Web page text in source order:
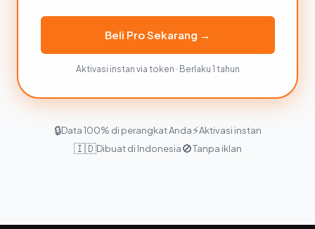
Beli Pro Sekarang →
Aktivasi instan via token · Berlaku 1 tahun
🔒Data 100% di perangkat Anda⚡Aktivasi instan
🇮🇩Dibuat di Indonesia🚫Tanpa iklan